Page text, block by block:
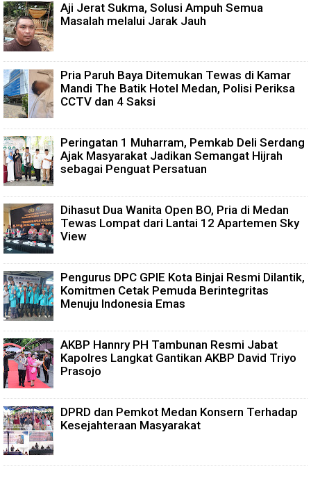
Aji Jerat Sukma, Solusi Ampuh Semua
Masalah melalui Jarak Jauh
Pria Paruh Baya Ditemukan Tewas di Kamar
Mandi The Batik Hotel Medan, Polisi Periksa
CCTV dan 4 Saksi
Peringatan 1 Muharram, Pemkab Deli Serdang
Ajak Masyarakat Jadikan Semangat Hijrah
sebagai Penguat Persatuan
Dihasut Dua Wanita Open BO, Pria di Medan
Tewas Lompat dari Lantai 12 Apartemen Sky
View
Pengurus DPC GPIE Kota Binjai Resmi Dilantik,
Komitmen Cetak Pemuda Berintegritas
Menuju Indonesia Emas
AKBP Hannry PH Tambunan Resmi Jabat
Kapolres Langkat Gantikan AKBP David Triyo
Prasojo
DPRD dan Pemkot Medan Konsern Terhadap
Kesejahteraan Masyarakat